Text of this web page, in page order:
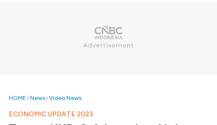
HOME News Video News
ECONOMIC UPDATE 2023